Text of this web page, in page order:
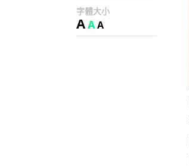
字體大小
AAA